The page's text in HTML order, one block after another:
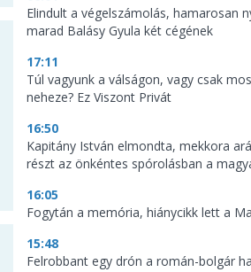
Elindult a végelszámolás, hamarosan
marad Balásy Gyula két cégének
17:11
Túl vagyunk a válságon, vagy csak
neheze? Ez Viszont Privát
16:50
Kapitány István elmondta, mekkora
részt az önkéntes spórolásban a
16:05
Fogytán a memória, hiánycikk lett a
15:48
Felrobbant egy drón a román-bolgár